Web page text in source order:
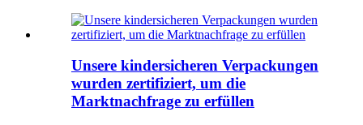
Unsere kindersicheren Verpackungen
wurden zertifiziert, um die
Marktnachfrage zu erfüllen